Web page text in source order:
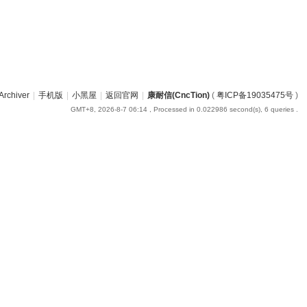
| 手机版 | 小黑屋 | 返回官网 | 康耐信(CncTion)( 粤ICP备19035475号)
GMT+8, 2026-8-7 06:14, Processed in 0.022986 second(s), 6 queries .